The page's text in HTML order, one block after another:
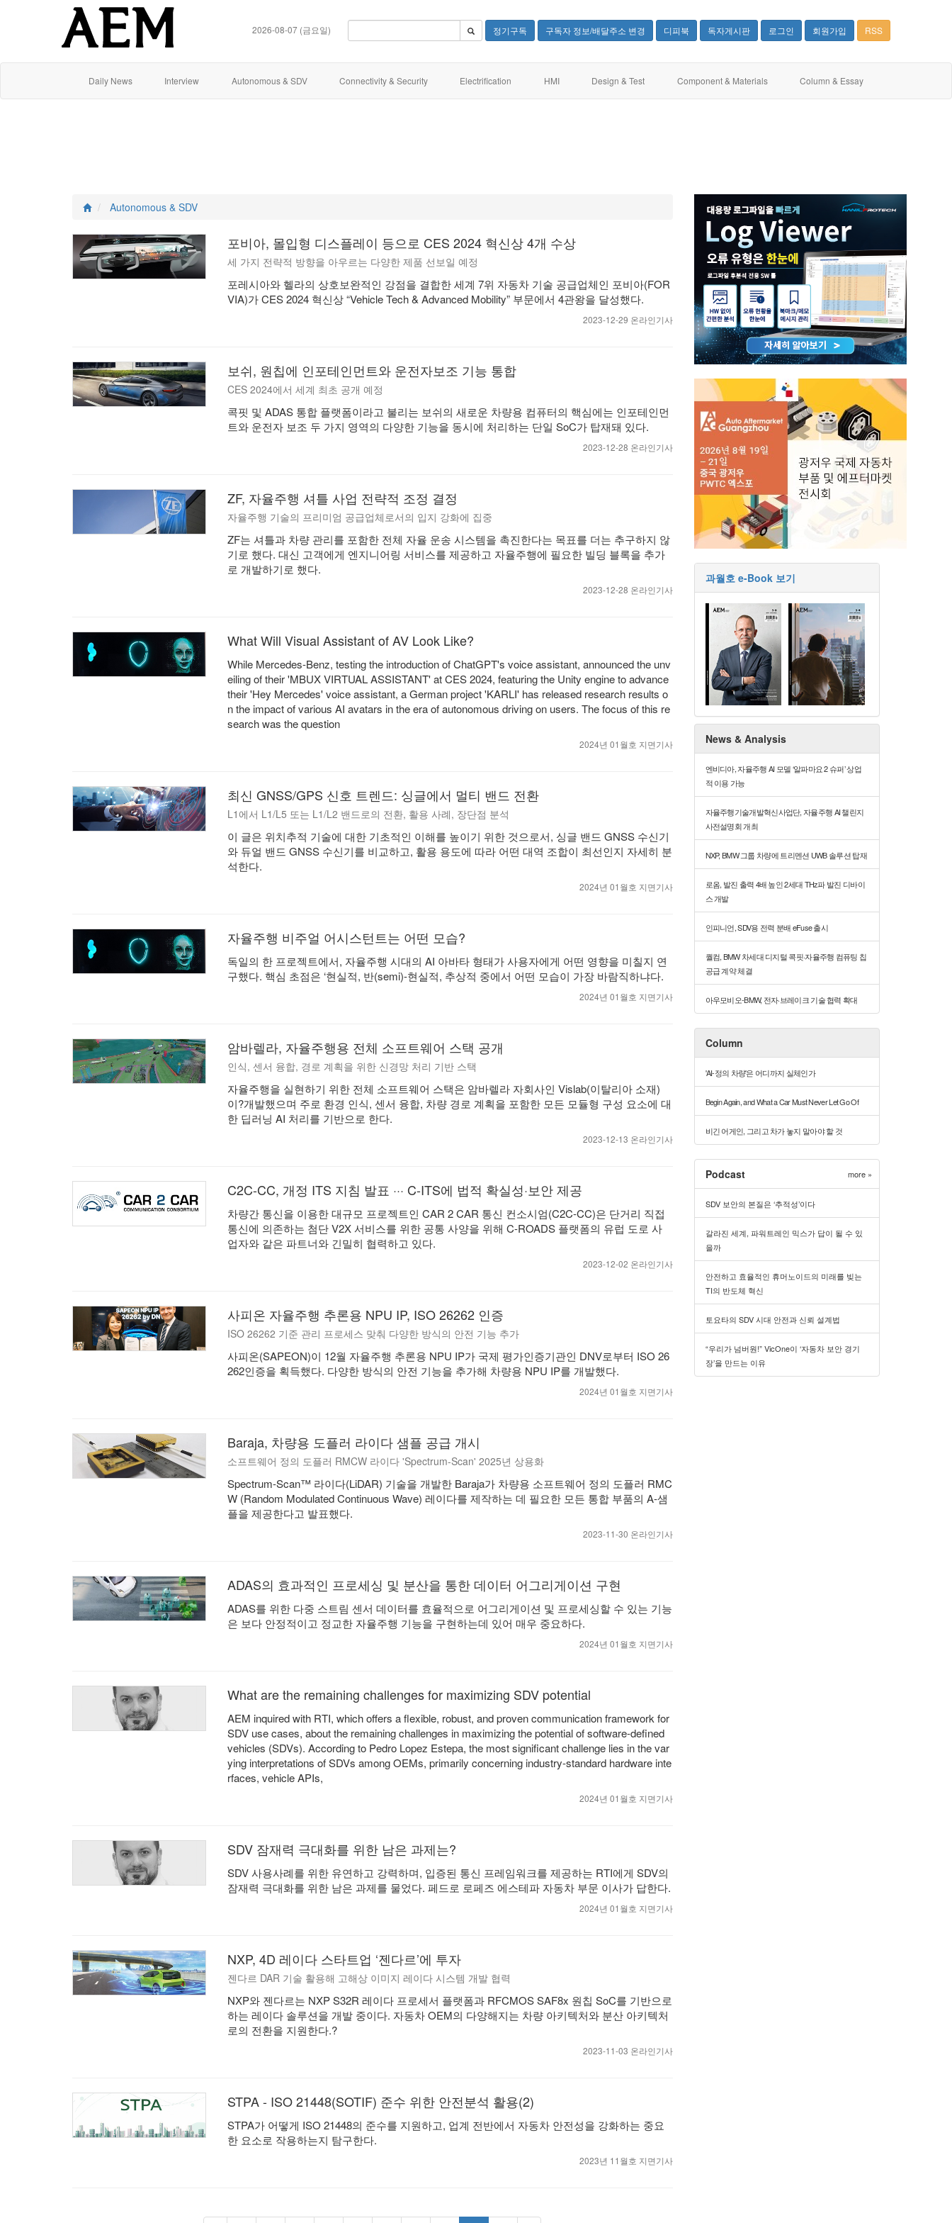
2026-08-07 (금요일) 정기구독 구독자 정보/배달주소 변경 디피북 독자게시판 로그인 회원가입 RSS
Daily News Interview Autonomous & SDV Connectivity & Security Electrification HMI Design & Test Component & Materials Column & Essay
Autonomous & SDV
포비아, 몰입형 디스플레이 등으로 CES 2024 혁신상 4개 수상
세 가지 전략적 방향을 아우르는 다양한 제품 선보일 예정
포레시아와 헬라의 상호보완적인 강점을 결합한 세계 7위 자동차 기술 공급업체인 포비아(FOR
VIA)가 CES 2024 혁신상 “Vehicle Tech & Advanced Mobility” 부문에서 4관왕을 달성했다.
2023-12-29 온라인기사
보쉬, 원칩에 인포테인먼트와 운전자보조 기능 통합
CES 2024에서 세계 최초 공개 예정
콕핏 및 ADAS 통합 플랫폼이라고 불리는 보쉬의 새로운 차량용 컴퓨터의 핵심에는 인포테인먼
트와 운전자 보조 두 가지 영역의 다양한 기능을 동시에 처리하는 단일 SoC가 탑재돼 있다.
2023-12-28 온라인기사
ZF, 자율주행 셔틀 사업 전략적 조정 결정
자율주행 기술의 프리미엄 공급업체로서의 입지 강화에 집중
ZF는 셔틀과 차량 관리를 포함한 전체 자율 운송 시스템을 촉진한다는 목표를 더는 추구하지 않
기로 했다. 대신 고객에게 엔지니어링 서비스를 제공하고 자율주행에 필요한 빌딩 블록을 추가
로 개발하기로 했다.
2023-12-28 온라인기사
What Will Visual Assistant of AV Look Like?
While Mercedes-Benz, testing the introduction of ChatGPT's voice assistant, announced the unv
eiling of their 'MBUX VIRTUAL ASSISTANT' at CES 2024, featuring the Unity engine to advance
their 'Hey Mercedes' voice assistant, a German project 'KARLI' has released research results o
n the impact of various AI avatars in the era of autonomous driving on users. The focus of this re
search was the question
2024년 01월호 지면기사
최신 GNSS/GPS 신호 트렌드: 싱글에서 멀티 밴드 전환
L1에서 L1/L5 또는 L1/L2 밴드로의 전환, 활용 사례, 장단점 분석
이 글은 위치추적 기술에 대한 기초적인 이해를 높이기 위한 것으로서, 싱글 밴드 GNSS 수신기
와 듀얼 밴드 GNSS 수신기를 비교하고, 활용 용도에 따라 어떤 대역 조합이 최선인지 자세히 분
석한다.
2024년 01월호 지면기사
자율주행 비주얼 어시스턴트는 어떤 모습?
독일의 한 프로젝트에서, 자율주행 시대의 AI 아바타 형태가 사용자에게 어떤 영향을 미칠지 연
구했다. 핵심 초점은 ‘현실적, 반(semi)-현실적, 추상적 중에서 어떤 모습이 가장 바람직하냐다.
2024년 01월호 지면기사
암바렐라, 자율주행용 전체 소프트웨어 스택 공개
인식, 센서 융합, 경로 계획을 위한 신경망 처리 기반 스택
자율주행을 실현하기 위한 전체 소프트웨어 스택은 암바렐라 자회사인 Vislab(이탈리아 소재)
이?개발했으며 주로 환경 인식, 센서 융합, 차량 경로 계획을 포함한 모든 모듈형 구성 요소에 대
한 딥러닝 AI 처리를 기반으로 한다.
2023-12-13 온라인기사
C2C-CC, 개정 ITS 지침 발표 ··· C-ITS에 법적 확실성·보안 제공
차량간 통신을 이용한 대규모 프로젝트인 CAR 2 CAR 통신 컨소시엄(C2C-CC)은 단거리 직접
통신에 의존하는 첨단 V2X 서비스를 위한 공통 사양을 위해 C-ROADS 플랫폼의 유럽 도로 사
업자와 같은 파트너와 긴밀히 협력하고 있다.
2023-12-02 온라인기사
사피온 자율주행 추론용 NPU IP, ISO 26262 인증
ISO 26262 기준 관리 프로세스 맞춰 다양한 방식의 안전 기능 추가
사피온(SAPEON)이 12월 자율주행 추론용 NPU IP가 국제 평가인증기관인 DNV로부터 ISO 26
262인증을 획득했다. 다양한 방식의 안전 기능을 추가해 차량용 NPU IP를 개발했다.
2024년 01월호 지면기사
Baraja, 차량용 도플러 라이다 샘플 공급 개시
소프트웨어 정의 도플러 RMCW 라이다 'Spectrum-Scan' 2025년 상용화
Spectrum-Scan™ 라이다(LiDAR) 기술을 개발한 Baraja가 차량용 소프트웨어 정의 도플러 RMC
W (Random Modulated Continuous Wave) 레이다를 제작하는 데 필요한 모든 통합 부품의 A-샘
플을 제공한다고 발표했다.
2023-11-30 온라인기사
ADAS의 효과적인 프로세싱 및 분산을 통한 데이터 어그리게이션 구현
ADAS를 위한 다중 스트림 센서 데이터를 효율적으로 어그리게이션 및 프로세싱할 수 있는 기능
은 보다 안정적이고 정교한 자율주행 기능을 구현하는데 있어 매우 중요하다.
2024년 01월호 지면기사
What are the remaining challenges for maximizing SDV potential
AEM inquired with RTI, which offers a flexible, robust, and proven communication framework for
SDV use cases, about the remaining challenges in maximizing the potential of software-defined
vehicles (SDVs). According to Pedro Lopez Estepa, the most significant challenge lies in the var
ying interpretations of SDVs among OEMs, primarily concerning industry-standard hardware inte
rfaces, vehicle APIs,
2024년 01월호 지면기사
SDV 잠재력 극대화를 위한 남은 과제는?
SDV 사용사례를 위한 유연하고 강력하며, 입증된 통신 프레임워크를 제공하는 RTI에게 SDV의
잠재력 극대화를 위한 남은 과제를 물었다. 페드로 로페즈 에스테파 자동차 부문 이사가 답한다.
2024년 01월호 지면기사
NXP, 4D 레이다 스타트업 ‘젠다르’에 투자
젠다르 DAR 기술 활용해 고해상 이미지 레이다 시스템 개발 협력
NXP와 젠다르는 NXP S32R 레이다 프로세서 플랫폼과 RFCMOS SAF8x 원칩 SoC를 기반으로
하는 레이다 솔루션을 개발 중이다. 자동차 OEM의 다양해지는 차량 아키텍처와 분산 아키텍처
로의 전환을 지원한다.?
2023-11-03 온라인기사
STPA - ISO 21448(SOTIF) 준수 위한 안전분석 활용(2)
STPA가 어떻게 ISO 21448의 준수를 지원하고, 업계 전반에서 자동차 안전성을 강화하는 중요
한 요소로 작용하는지 탐구한다.
2023년 11월호 지면기사
과월호 e-Book 보기
News & Analysis
엔비디아, 자율주행 AI 모델 ‘알파마요 2 슈퍼’ 상업
적 이용 가능
자율주행기술개발혁신사업단, 자율주행 AI 챌린지
사전설명회 개최
NXP, BMW 그룹 차량에 트리멘션 UWB 솔루션 탑재
로옴, 발진 출력 4배 높인 2세대 THz파 발진 디바이
스 개발
인피니언, SDV용 전력 분배 eFuse 출시
퀄컴, BMW 차세대 디지털 콕핏·자율주행 컴퓨팅 칩
공급 계약 체결
아우모비오-BMW, 전자·브레이크 기술 협력 확대
Column
'AI-정의 차량'은 어디까지 실체인가
Begin Again, and What a Car Must Never Let Go Of
비긴 어게인, 그리고 차가 놓지 말아야 할 것
Podcast more »
SDV 보안의 본질은 ‘추적성’이다
갈라진 세계, 파워트레인 믹스가 답이 될 수 있
을까
안전하고 효율적인 휴머노이드의 미래를 빚는
TI의 반도체 혁신
토요타의 SDV 시대 안전과 신뢰 설계법
“우리가 넘버원!” VicOne이 ‘자동차 보안 경기
장’을 만드는 이유